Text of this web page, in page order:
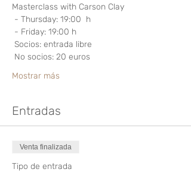
Masterclass with Carson Clay
- Thursday: 19:00  h
- Friday: 19:00 h
Socios: entrada libre
No socios: 20 euros
Mostrar más
Entradas
Venta finalizada
Tipo de entrada